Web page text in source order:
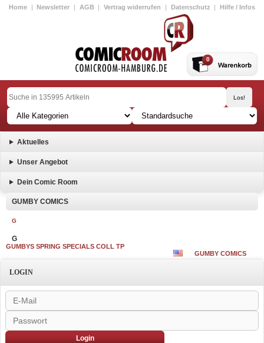
Home | Newsletter | AGB | Vertrag widerrufen | Datenschutz | Hilfe / Infos
0
Aktuelles
Unser Angebot
Dein Comic Room
GUMBY COMICS
G
G
GUMBYS SPRING SPECIALS COLL TP
GUMBY COMICS
LOGIN
Login